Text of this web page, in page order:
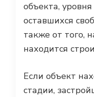
объекта,
оставшихся
также от того,
находится
Если объект
стадии,